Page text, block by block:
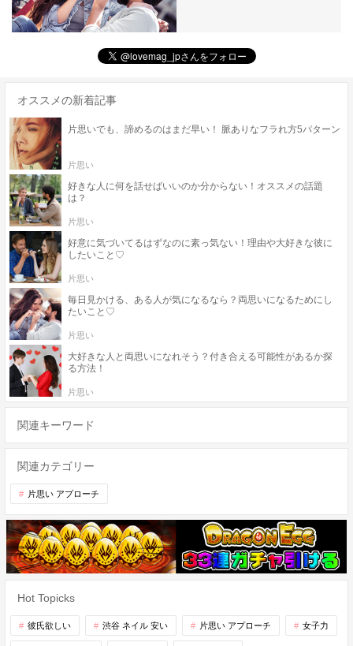
オススメの新着記事
片思いでも、諦めるのはまだ早い！ 脈ありなフラれ方5パターン
片思い
好きな人に何を話せばいいのか分からない！オススメの話題
は？
片思い
好意に気づいてるはずなのに素っ気ない！理由や大好きな彼に
したいこと♡
片思い
毎日見かける、ある人が気になるなら？両思いになるためにし
たいこと♡
片思い
大好きな人と両思いになれそう？付き合える可能性があるか探
る方法！
片思い
関連キーワード
関連カテゴリー
片思い アプローチ
Hot Topicks
彼氏欲しい 渋谷 ネイル 安い 片思い アプローチ 女子力